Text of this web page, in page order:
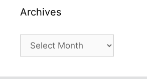
Archives
Archives